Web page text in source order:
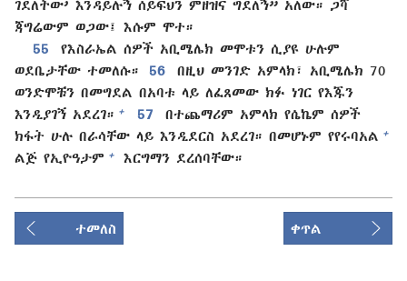
ገደለችው’ እንዳይሉኝ ሰይፍህን ምዘዝና ግደለኝ” አለው። ጋሻ
ጃግሬውም ወጋው፤ እሱም ሞተ።
55
የእስራኤል ሰዎች አቢሜሌክ መሞቱን ሲያዩ ሁሉም
ወደቤታቸው ተመለሱ።
56
በዚህ መንገድ አምላክ፣ አቢሜሌክ 70
ወንድሞቹን በመግደል በአባቱ ላይ ለፈጸመው ክፉ ነገር የእጁን
እንዲያገኝ አደረገ። + 57
በተጨማሪም አምላክ የሴኬም ሰዎች
ክፋት ሁሉ በራሳቸው ላይ እንዲደርስ አደረገ። በመሆኑም የየሩባአል +
ልጅ የኢዮዓታም + እርግማን ደረሰባቸው።
ተመለስ ቀጥል